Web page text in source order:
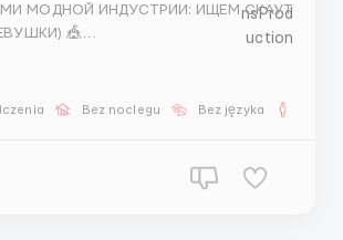
МОДНОЙ ИНДУСТРИИ: ИЩЕМ СКАУТ
🎪
тем самым человеком, который от
Bez noclegu Bez języka